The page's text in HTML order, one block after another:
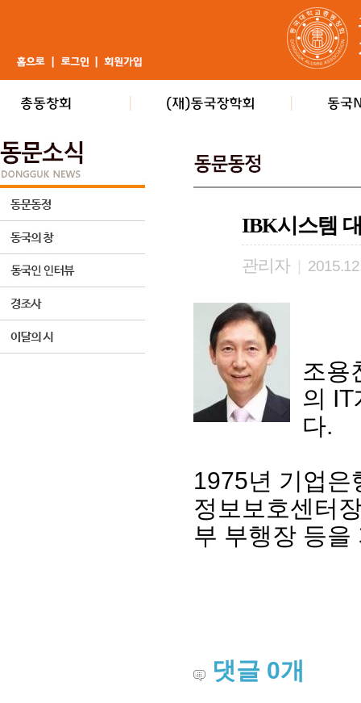
IBK시스템
관리자
조용
의
다.
1975년 기업은
정보보호센터
부 부행장 등을
댓글 0개